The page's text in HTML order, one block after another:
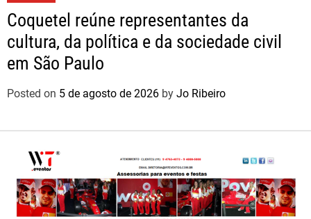
Coquetel reúne representantes da
cultura, da política e da sociedade civil
em São Paulo
Posted on 5 de agosto de 2026 by Jo Ribeiro